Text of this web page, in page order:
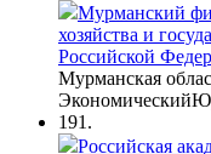
Мурманский
хозяйства и
Российской
Мурманская
Экономический
191.
Российская